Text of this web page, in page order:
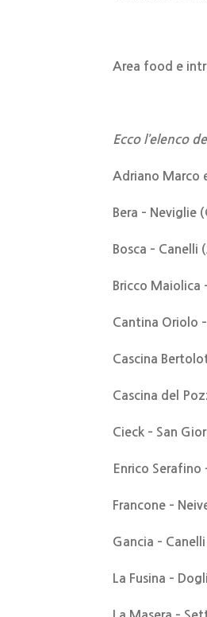
Area food e
Ecco l’elenco
Adriano Marco
Bera – Neviglie
Bosca – Canelli
Bricco Maiolica
Cantina Oriolo
Cascina
Cascina del
Cieck – San
Enrico Serafino
Francone –
Gancia –
La Fusina –